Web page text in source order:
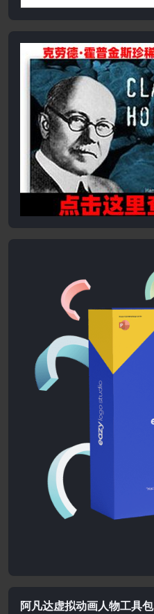
阿凡达虚拟动画人物工具包